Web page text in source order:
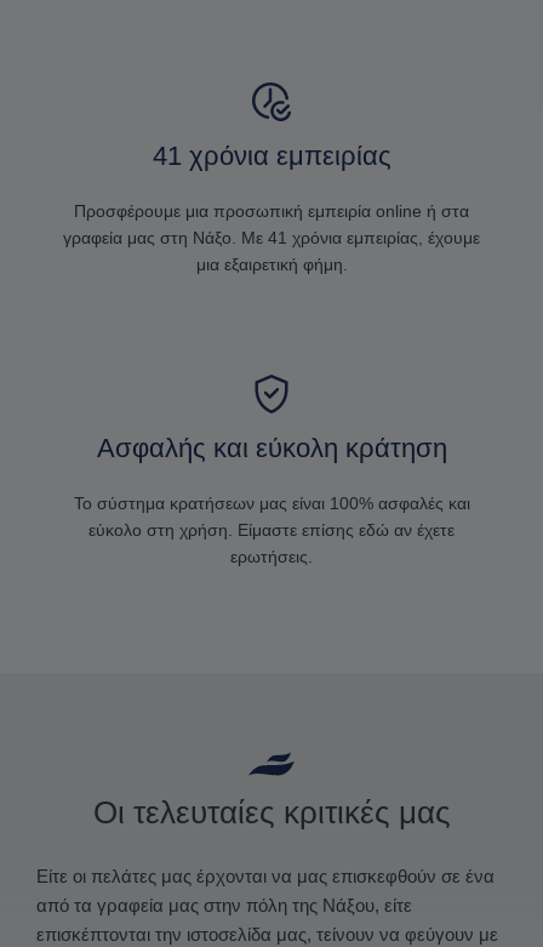
41 χρόνια εμπειρίας
Προσφέρουμε μια προσωπική εμπειρία online ή στα
γραφεία μας στη Νάξο. Με 41 χρόνια εμπειρίας, έχουμε
μια εξαιρετική φήμη.
Ασφαλής και εύκολη κράτηση
Το σύστημα κρατήσεων μας είναι 100% ασφαλές και
εύκολο στη χρήση. Είμαστε επίσης εδώ αν έχετε
ερωτήσεις.
Οι τελευταίες κριτικές μας
Είτε οι πελάτες μας έρχονται να μας επισκεφθούν σε ένα
από τα γραφεία μας στην πόλη της Νάξου, είτε
επισκέπτονται την ιστοσελίδα μας, τείνουν να φεύγουν με